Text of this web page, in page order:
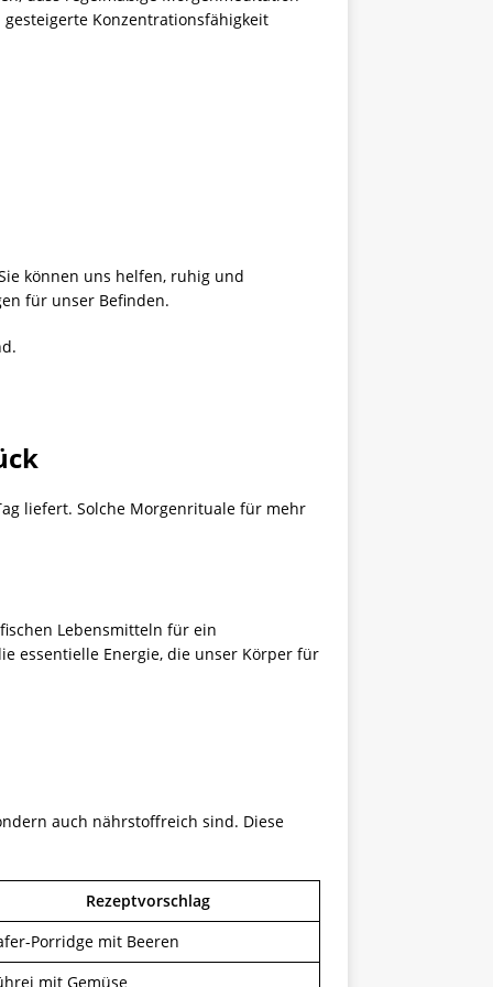
Konzentrationsfähigkeit
können uns helfen, ruhig und
für unser Befinden.
liefert. Solche Morgenrituale für mehr
Lebensmitteln für ein
essentielle Energie, die unser Körper für
auch nährstoffreich sind. Diese
Rezeptvorschlag
Porridge mit Beeren
mit Gemüse